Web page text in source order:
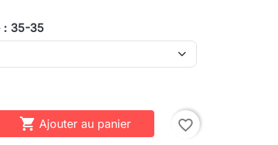
: 35-35
 Ajouter au panier favorite_border